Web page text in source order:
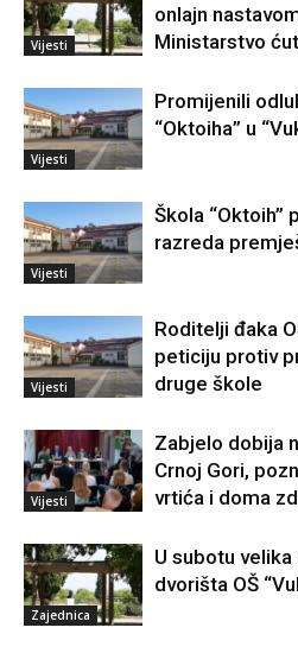
Vijesti
onlajn
Ministarstvo
Vijesti
Promijenili
“Oktoiha” u
Vijesti
Škola “Oktoih”
razreda
Vijesti
Roditelji đaka
peticiju protiv
druge škole
Vijesti
Zabjelo dobija
Crnoj Gori,
vrtića i doma
Zajednica
U subotu
dvorišta OŠ